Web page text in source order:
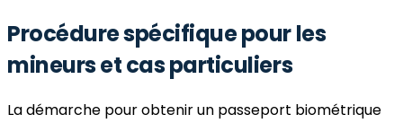
Procédure spécifique pour les
mineurs et cas particuliers
La démarche pour obtenir un passeport biométrique